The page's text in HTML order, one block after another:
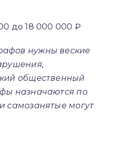
до 18 000 000 ₽
нужны веские
общественный
назначаются по
самозанятые могут